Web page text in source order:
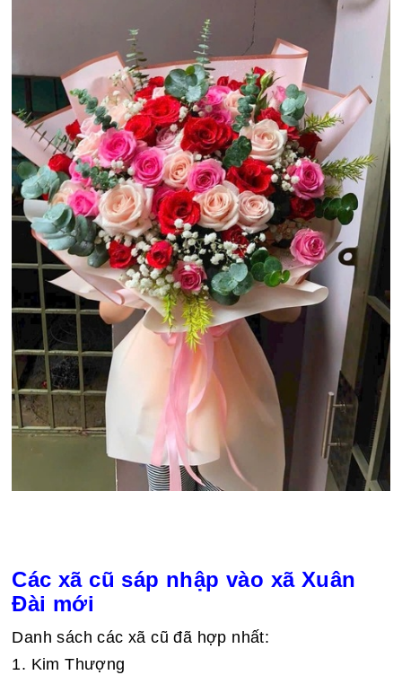
Các xã cũ sáp nhập vào xã Xuân
Đài mới
Danh sách các xã cũ đã hợp nhất:
1. Kim Thượng